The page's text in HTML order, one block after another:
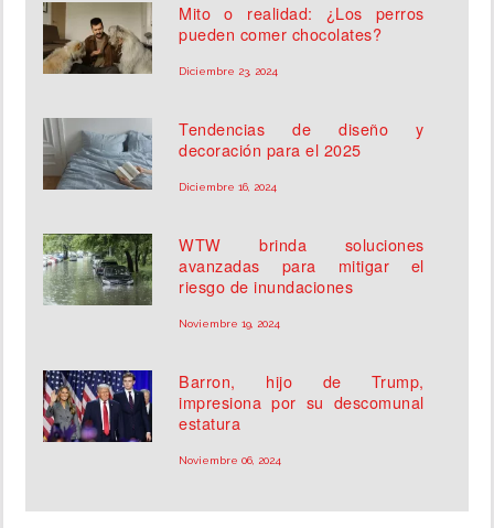
Mito o realidad: ¿Los perros
pueden comer chocolates?
Diciembre 23, 2024
Tendencias de diseño y
decoración para el 2025
Diciembre 16, 2024
WTW brinda soluciones
avanzadas para mitigar el
riesgo de inundaciones
Noviembre 19, 2024
Barron, hijo de Trump,
impresiona por su descomunal
estatura
Noviembre 06, 2024